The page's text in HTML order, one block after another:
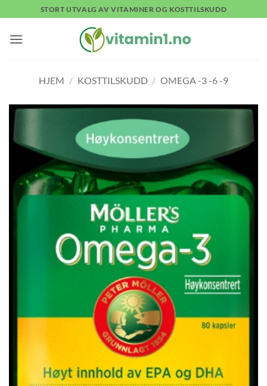
to
content
STORT UTVALG AV VITAMINER OG KOSTTILSKUDD
HJEM / KOSTTILSKUDD / OMEGA -3 -6 -9